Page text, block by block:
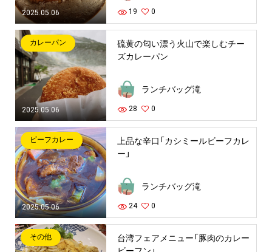
2025.05.06 19 0
2025.05.06
カレーパン
硫黄の匂い漂う火山で楽しむチー
ズカレーパン
ランチバッグ滝
28 0
2025.05.06
ビーフカレー
上品な辛口「カシミールビーフカレ
ー」
ランチバッグ滝
24 0
その他
台湾フェアメニュー「豚肉のカレー